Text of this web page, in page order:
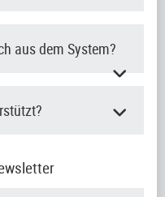
aus dem System?